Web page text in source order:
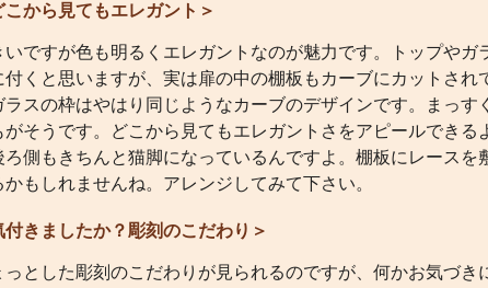
こから見てもエレガント＞
いですが色も明るくエレガントなのが魅力です。トップやガ
付くと思いますが、実は扉の中の棚板もカーブにカットされ
ラスの枠はやはり同じようなカーブのデザインです。まっす
がそうです。どこから見てもエレガントさをアピールできる
ろ側もきちんと猫脚になっているんですよ。棚板にレースを
かもしれませんね。アレンジしてみて下さい。
付きましたか？彫刻のこだわり＞
っとした彫刻のこだわりが見られるのですが、何かお気づき